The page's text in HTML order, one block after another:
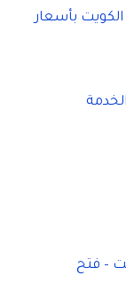
مناطق الكويت بأسعار
– فتح